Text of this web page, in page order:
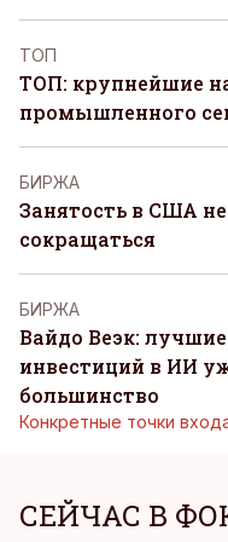
ТОП
ТОП: крупнейшие
промышленного
БИРЖА
Занятость в США
сокращаться
БИРЖА
Вайдо Веэк:
инвестиций в ИИ
большинство
Конкретные точки
СЕЙЧАС В